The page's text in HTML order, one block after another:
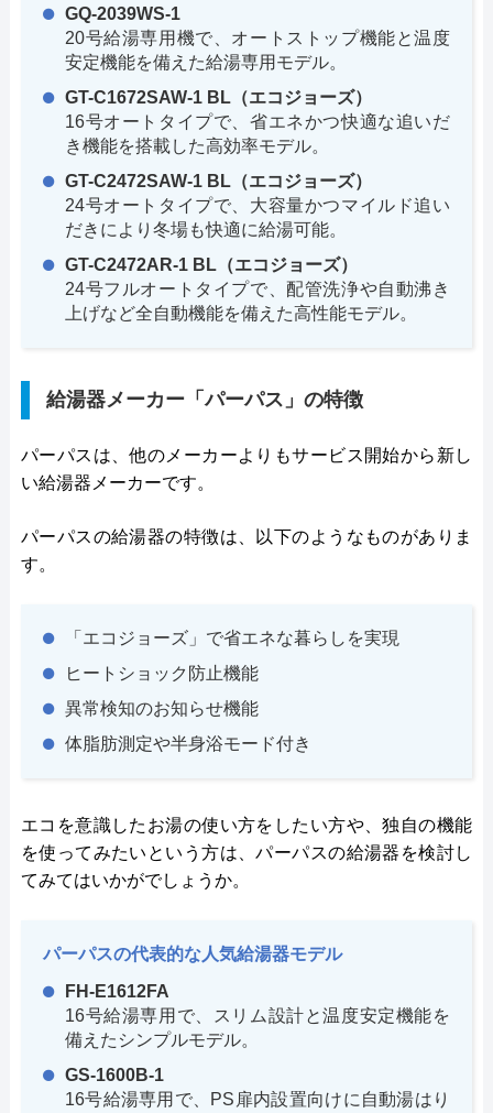
GQ-2039WS-1
20号給湯専用機で、オートストップ機能と温度
安定機能を備えた給湯専用モデル。
GT-C1672SAW-1 BL（エコジョーズ）
16号オートタイプで、省エネかつ快適な追いだ
き機能を搭載した高効率モデル。
GT-C2472SAW-1 BL（エコジョーズ）
24号オートタイプで、大容量かつマイルド追い
だきにより冬場も快適に給湯可能。
GT-C2472AR-1 BL（エコジョーズ）
24号フルオートタイプで、配管洗浄や自動沸き
上げなど全自動機能を備えた高性能モデル。
給湯器メーカー「パーパス」の特徴
パーパスは、他のメーカーよりもサービス開始から新し
い給湯器メーカーです。
パーパスの給湯器の特徴は、以下のようなものがありま
す。
「エコジョーズ」で省エネな暮らしを実現
ヒートショック防止機能
異常検知のお知らせ機能
体脂肪測定や半身浴モード付き
エコを意識したお湯の使い方をしたい方や、独自の機能
を使ってみたいという方は、パーパスの給湯器を検討し
てみてはいかがでしょうか。
パーパスの代表的な人気給湯器モデル
FH-E1612FA
16号給湯専用で、スリム設計と温度安定機能を
備えたシンプルモデル。
GS-1600B-1
16号給湯専用で、PS扉内設置向けに自動湯はり